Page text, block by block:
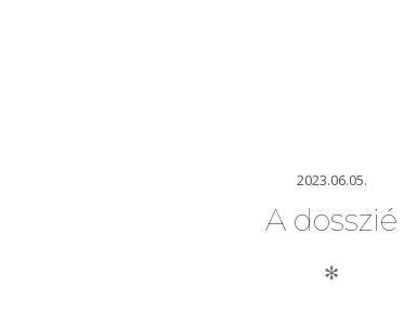
2023.06.05.
A dosszié
✻